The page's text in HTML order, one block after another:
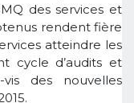
des services et
rendent fière
atteindre les
cycle d’audits et
des nouvelles